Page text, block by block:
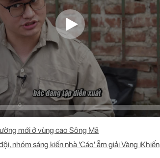
mới ở vùng cao Sông Mã
nhóm sáng kiến nhà 'Cáo' ẵm giải Vàng iKhiến